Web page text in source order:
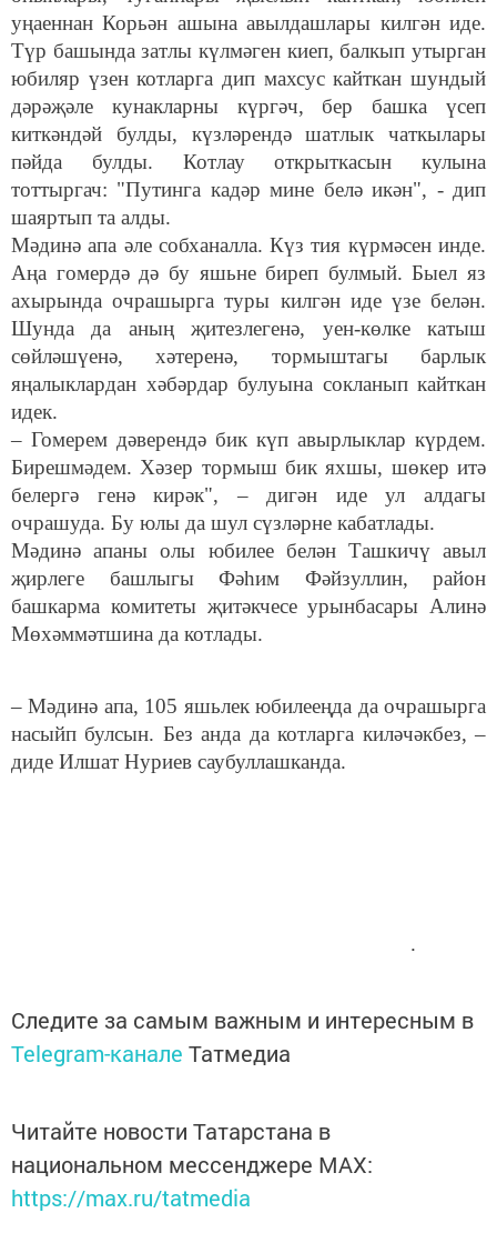
уңаеннан Корьән ашына авылдашлары килгән иде.
Түр башында затлы күлмәген киеп, балкып утырган
юбиляр үзен котларга дип махсус кайткан шундый
дәрәҗәле кунакларны күргәч, бер башка үсеп
киткәндәй булды, күзләрендә шатлык чаткылары
пәйда булды. Котлау открыткасын кулына
тоттыргач: "Путинга кадәр мине белә икән", - дип
шаяртып та алды.
Мәдинә апа әле собханалла. Күз тия күрмәсен инде.
Аңа гомердә дә бу яшьне биреп булмый. Быел яз
ахырында очрашырга туры килгән иде үзе белән.
Шунда да аның җитезлегенә, уен-көлке катыш
сөйләшүенә, хәтеренә, тормыштагы барлык
яңалыклардан хәбәрдар булуына сокланып кайткан
идек.
– Гомерем дәверендә бик күп авырлыклар күрдем.
Бирешмәдем. Хәзер тормыш бик яхшы, шөкер итә
белергә генә кирәк", – дигән иде ул алдагы
очрашуда. Бу юлы да шул сүзләрне кабатлады.
Мәдинә апаны олы юбилее белән Ташкичү авыл
җирлеге башлыгы Фәһим Фәйзуллин, район
башкарма комитеты җитәкчесе урынбасары Алинә
Мөхәммәтшина да котлады.
– Мәдинә апа, 105 яшьлек юбилееңда да очрашырга
насыйп булсын. Без анда да котларга киләчәкбез, –
диде Илшат Нуриев саубуллашканда.
.
Следите за самым важным и интересным в
Telegram-канале Татмедиа
Читайте новости Татарстана в
национальном мессенджере MАХ:
https://max.ru/tatmedia